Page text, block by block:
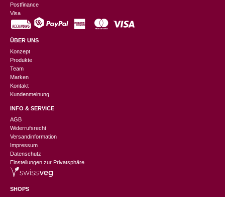
Postfinance
Visa
ÜBER UNS
Konzept
Produkte
Team
Marken
Kontakt
Kundenmeinung
INFO & SERVICE
AGB
Widerrufsrecht
Versandinformation
Impressum
Datenschutz
Einstellungen zur Privatsphäre
SHOPS